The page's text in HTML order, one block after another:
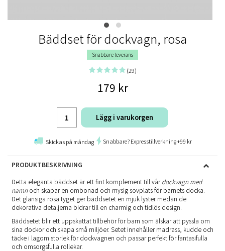
Bäddset för dockvagn, rosa
Snabbare leverans
(29)
179 kr
Lägg i varukorgen
Skickas på måndag Snabbare? Expresstillverkning +99 kr
PRODUKTBESKRIVNING
Detta eleganta bäddset är ett fint komplement till vårdockvagn med
namnoch skapar en ombonad och mysig sovplats för barnets docka.
Det glansiga rosa tyget ger bäddsetet en mjuk lyster medan de
dekorativa detaljerna bidrar till en charmig och tidlös design.
Bäddsetet blir ett uppskattat tillbehör för barn som älskar att pyssla om
sina dockor och skapa små miljöer. Setet innehåller madrass, kudde och
täcke i lagom storlek för dockvagnen och passar perfekt för fantasifulla
och omsorgsfulla rollekar.